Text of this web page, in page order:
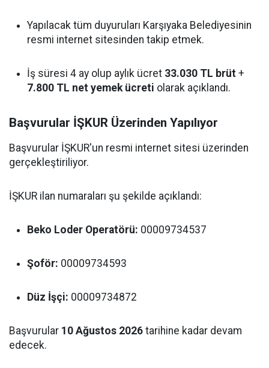
Yapılacak tüm duyuruları Karşıyaka Belediyesinin
resmi internet sitesinden takip etmek.
İş süresi 4 ay olup aylık ücret 33.030 TL brüt +
7.800 TL net yemek ücreti olarak açıklandı.
Başvurular İŞKUR Üzerinden Yapılıyor
Başvurular İŞKUR'un resmi internet sitesi üzerinden
gerçekleştiriliyor.
İŞKUR ilan numaraları şu şekilde açıklandı:
Beko Loder Operatörü: 00009734537
Şoför: 00009734593
Düz İşçi: 00009734872
Başvurular 10 Ağustos 2026 tarihine kadar devam
edecek.